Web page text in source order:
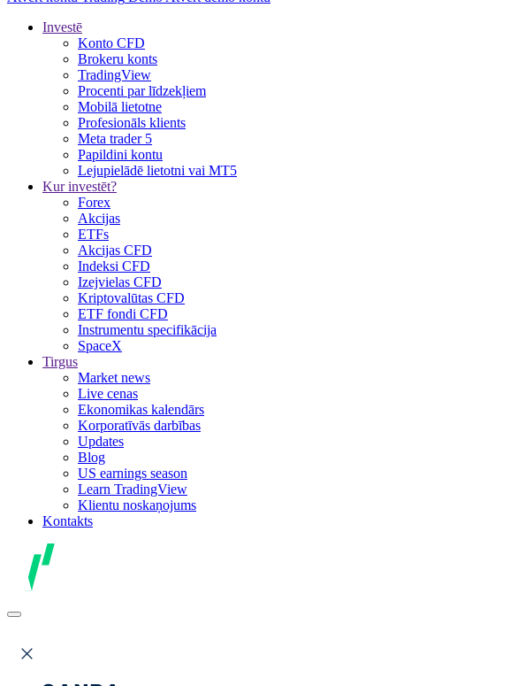
Investē
Konto CFD
Brokeru konts
TradingView
Procenti par līdzekļiem
Mobilā lietotne
Profesionāls klients
Meta trader 5
Papildini kontu
Lejupielādē lietotni vai MT5
Kur investēt?
Forex
Akcijas
ETFs
Akcijas CFD
Indeksi CFD
Izejvielas CFD
Kriptovalūtas CFD
ETF fondi CFD
Instrumentu specifikācija
SpaceX
Tirgus
Market news
Live cenas
Ekonomikas kalendārs
Korporatīvās darbības
Updates
Blog
US earnings season
Learn TradingView
Klientu noskaņojums
Kontakts